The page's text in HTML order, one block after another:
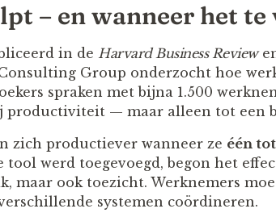
– en wanneer het
in de Harvard Business Review
Group onderzocht hoe
spraken met bijna 1.500
productiviteit — maar alleen tot een
zich productiever wanneer ze één
werd toegevoegd, begon het
maar ook toezicht. Werknemers
systemen coördineren.